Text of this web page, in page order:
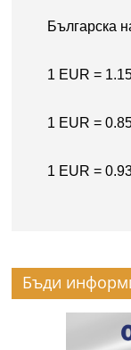
Бъди